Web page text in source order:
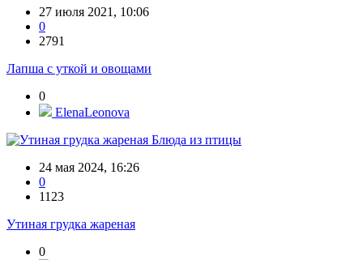
27 июля 2021, 10:06
0
2791
Лапша с уткой и овощами
0
ElenaLeonova
Блюда из птицы
24 мая 2024, 16:26
0
1123
Утиная грудка жареная
0